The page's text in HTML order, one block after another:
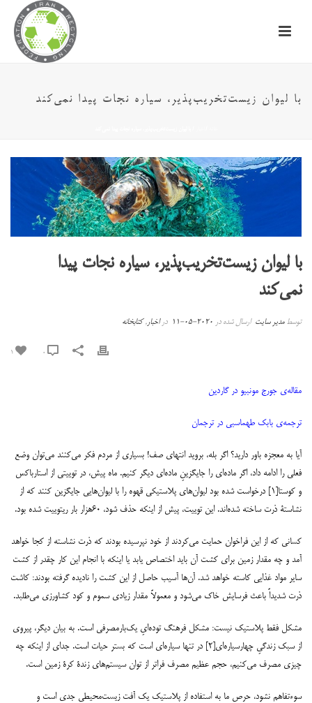
با لیوان زیست‌تخریب‌پذیر، سیاره نجات پیدا نمی‌کند
با لیوان زیست‌تخریب‌پذیر، سیاره نجات پیدا
نمی‌کند
توسطمدیر سایت ارسال شده در 2020-05-11 دراخبار,کتابخانه
1
مقاله‌ی جورج مونبیو در گاردین
ترجمه‌ی بابک طهماسبی در ترجمان
آیا به معجزه باور دارید؟ اگر بله، بروید انتهای صف! بسیاری از مردم فکر می‌‌‌کنند می‌‌‌توان وضع
فعلی را ادامه داد، اگر ماده‌‌‌ای را جایگزینِ ماده‌‌‌ای دیگر کنیم. ماه پیش، در توییتی از استارباکس
و کوستا[۱] درخواست شده بود لیوان‌‌‌های پلاستیکی قهوه را با لیوان‌‌‌هایی جایگزین کنند که از
نشاستۀ ذرت ساخته شده‌‌‌اند. این توییت، پیش از اینکه حذف شود، ۶۰هزار بار ریتوییت شده بود.
کسانی که از این فراخوان حمایت می‌‌‌کردند از خود نپرسیده بودند که ذرت نشاسته از کجا خواهد
آمد و چه مقدار زمین برای کشت آن باید اختصاص یابد یا اینکه با انجام این کار چقدر از کشت
سایر مواد غذایی کاسته خواهد شد. آن‌‌‌ها آسیب حاصل از این کشت را نادیده گرفته بودند: کاشت
ذرت شدیداً باعث فرسایش خاک می‌‌‌شود و معمولاً مقدار زیادی سموم و کود کشاورزی می‌‌‌طلبد.
مشکل فقط پلاستیک نیست: مشکل فرهنگ توده‌‌‌ایِ یک‌‌‌بار‌‌‌مصرفی است. به بیان دیگر، پیروی
از سبک زندگیِ چهار‌‌‌سیاره‌‌‌ای[۲] در تنها سیاره‌‌‌ای است که بستر حیات است. جدای از اینکه چه
چیزی مصرف می‌‌‌کنیم، حجم عظیم مصرف فراتر از توان سیستم‌‌‌های زندۀ کرۀ زمین است.
سوء‌‌‌تفاهم نشود، حرص ما به استفاده از پلاستیک یک آفت زیست‌‌‌محیطی جدی است و